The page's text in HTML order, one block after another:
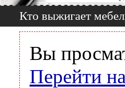
Кто выжигает
Вы
Перейти